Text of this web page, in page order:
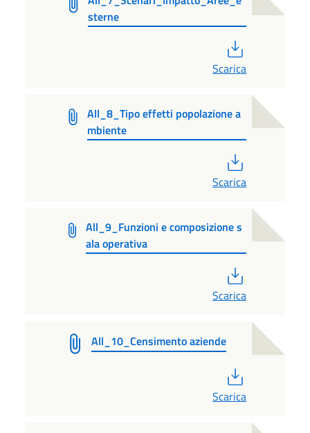
sterne
Scarica
All_8_Tipo effetti popolazione a
mbiente
Scarica
All_9_Funzioni e composizione s
ala operativa
Scarica
All_10_Censimento aziende
Scarica